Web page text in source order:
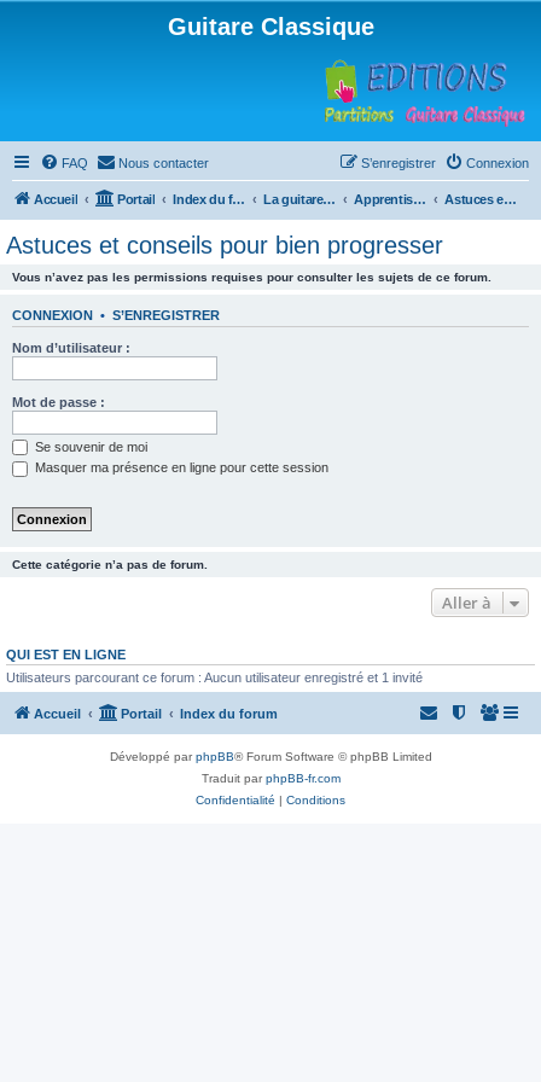
Guitare Classique
FAQ Nous contacter Connexion
S’enregistrer
Accueil Portail Index du forum La guitare : instrument, cours et théorie Apprentissage et enseignement de la guitare Astuces et conseils pour bien progresser
Astuces et conseils pour bien progresser
Vous n’avez pas les permissions requises pour consulter les sujets de ce forum.
CONNEXION • S’ENREGISTRER
Nom d’utilisateur :
Mot de passe :
Se souvenir de moi
Masquer ma présence en ligne pour cette session
Cette catégorie n’a pas de forum.
Aller à
QUI EST EN LIGNE
Utilisateurs parcourant ce forum : Aucun utilisateur enregistré et 1 invité
Accueil Portail Index du forum
Développé parphpBB® Forum Software © phpBB Limited
Traduit parphpBB-fr.com
Confidentialité | Conditions